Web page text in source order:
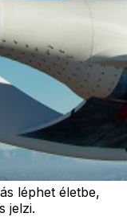
léphet életbe,
jelzi.